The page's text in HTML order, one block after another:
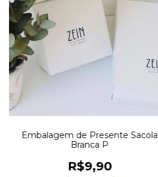
Embalagem de Presente Sacola
Branca P
R$9,90